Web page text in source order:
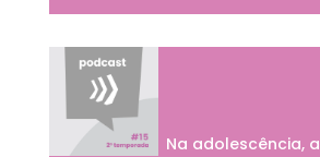
Na adolescência, a